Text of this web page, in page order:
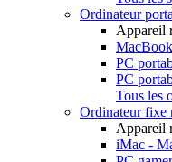
Ordinateur
Appareil
PC
PC
Tous les
Ordinateur fixe
Appareil
iMac -